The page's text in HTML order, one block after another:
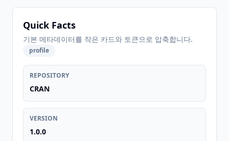
Quick Facts
기본 메타데이터를 작은 카드와 토큰으로 압축합니다.
profile
REPOSITORY
CRAN
VERSION
1.0.0